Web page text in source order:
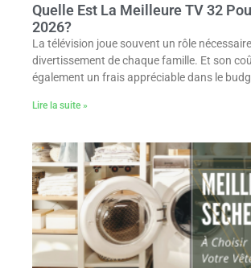
Quelle Est La Meilleure TV 32
2026?
La télévision joue souvent un rôle
divertissement de chaque famille. Et son
également un frais appréciable dans le
Lire la suite »